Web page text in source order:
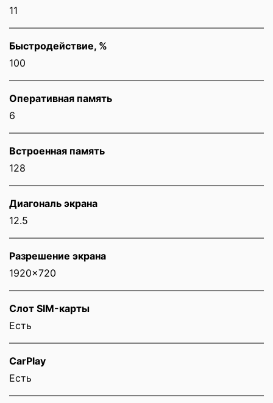
11
Быстродействие, %
100
Оперативная память
6
Встроенная память
128
Диагональ экрана
12.5
Разрешение экрана
1920x720
Слот SIM-карты
Eсть
CarPlay
Есть